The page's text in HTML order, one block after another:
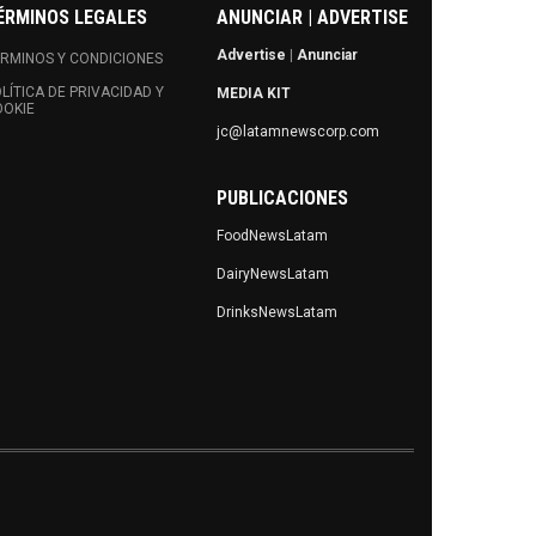
LEGALES
Y CONDICIONES
DE PRIVACIDAD Y
ANUNCIAR | ADVERTISE
Advertise Anunciar
MEDIA KIT
jc@latamnewscorp.com
PUBLICACIONES
FoodNewsLatam
DairyNewsLatam
DrinksNewsLatam